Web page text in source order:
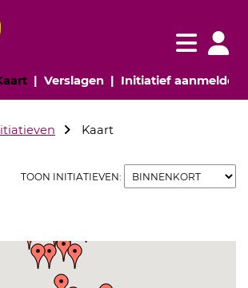
pagina)
(huidige pagina)
Verslagen(huidige pagina)
Initiatief aanmelden
Navigatie
Kaart
TOON INITIATIEVEN: